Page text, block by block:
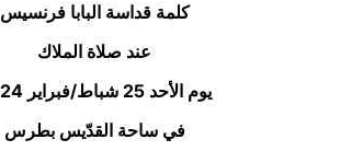
كلمة قداسة البابا فرنسيس
عند صلاة الملاك
يوم الأحد 25 شباط/فبراير 2024
في ساحة القدّيس بطرس